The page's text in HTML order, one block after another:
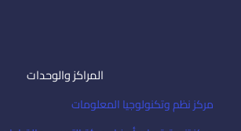
المراكز والوحدات
مركز نظم وتكنولوجيا المعلومات